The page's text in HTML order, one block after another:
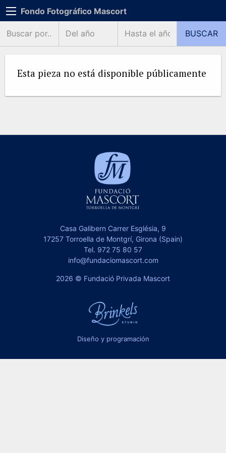
Fondo Fotográfico Mascort
Esta pieza no está disponible públicamente
Casa Galibern Carrer Església, 9
17257 Torroella de Montgrí, Girona (Spain)
Tel. 972 75 80 57
info@fundaciomascort.com
2026 © Fundació Privada Mascort
Diseño y programación